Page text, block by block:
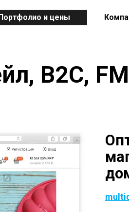
и цены
B2C,